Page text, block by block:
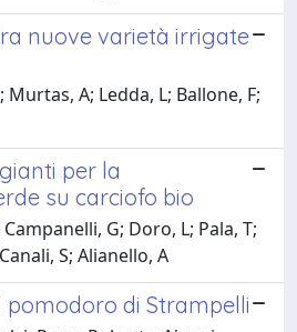
nuove varietà irrigate
Murtas, A; Ledda, L; Ballone, F;
per la
su carciofo bio
G; Doro, L; Pala, T;
S; Alianello, A
pomodoro di Strampelli